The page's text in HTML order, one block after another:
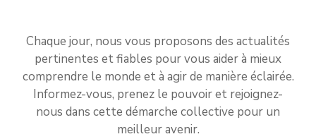
Chaque jour, nous vous proposons des actualités
pertinentes et fiables pour vous aider à mieux
comprendre le monde et à agir de manière éclairée.
Informez-vous, prenez le pouvoir et rejoignez-
nous dans cette démarche collective pour un
meilleur avenir.